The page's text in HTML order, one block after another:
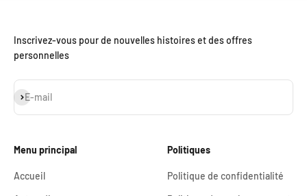
Inscrivez-vous pour de nouvelles histoires et des offres
personnelles
E-mail
S'inscrire
Menu principal
Accueil
Politiques
Politique de confidentialité